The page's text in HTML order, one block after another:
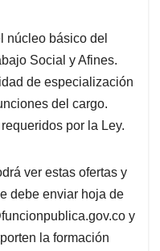
núcleo básico del
Social y Afines.
de especialización
del cargo.
por la Ley.
ver estas ofertas y
debe enviar hoja de
y
la formación